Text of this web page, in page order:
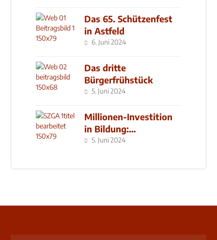
Das 65. Schützenfest
in Astfeld
6. Juni 2024
Das dritte
Bürgerfrühstück
5. Juni 2024
Millionen-Investition
in Bildung:
Schulzentrum-Neubau
5. Juni 2024